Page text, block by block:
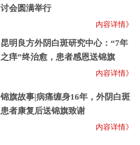
讨会圆满举行
内容详情》
昆明良方外阴白斑研究中心：“7年
之痒”终治愈，患者感恩送锦旗
内容详情》
锦旗故事|病痛缠身16年，外阴白斑
患者康复后送锦旗致谢
内容详情》